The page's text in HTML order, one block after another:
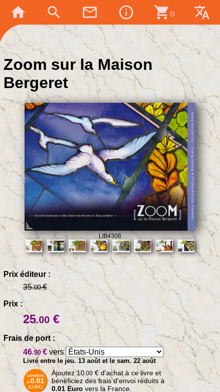
home search mail_outline info_outline shopping_cart 0 translate
Zoom sur la Maison
Bergeret
LIB4306
Prix éditeur :
35.00€
Prix :
25.00 €
Frais de port :
46.90 € vers
Livré entre le jeu. 13 août et le sam. 22 août
Livraison
à 0.01
EURO
Ajoutez10 .00 € d'achat à ce livre et
bénéficiez des frais d'envoi réduits à
0.01 Euro vers la France.